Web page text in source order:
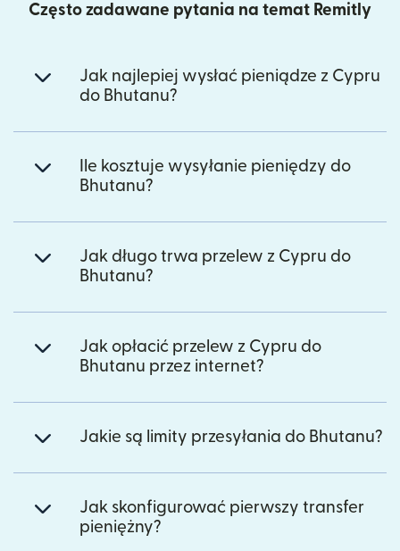
Często zadawane pytania na temat Remitly
Jak najlepiej wysłać pieniądze z Cypru
do Bhutanu?
Ile kosztuje wysyłanie pieniędzy do
Bhutanu?
Jak długo trwa przelew z Cypru do
Bhutanu?
Jak opłacić przelew z Cypru do
Bhutanu przez internet?
Jakie są limity przesyłania do Bhutanu?
Jak skonfigurować pierwszy transfer
pieniężny?